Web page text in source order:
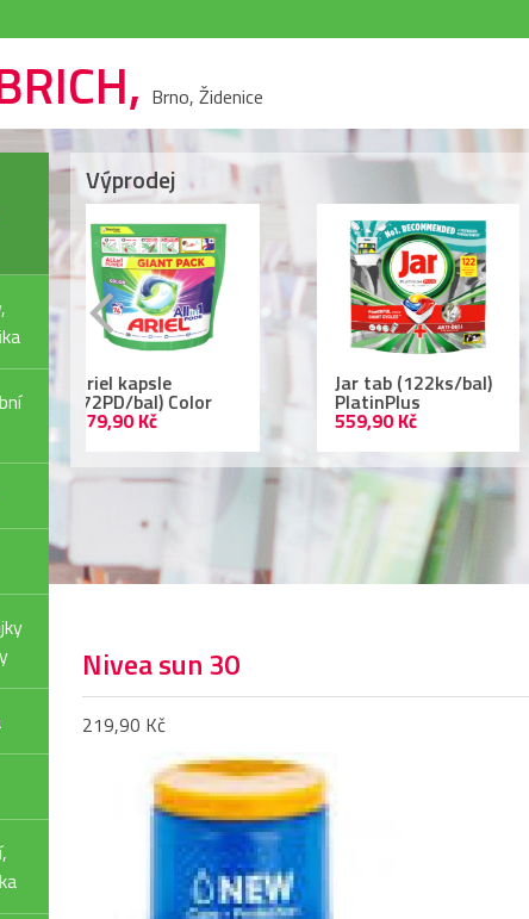
Brno, Židenice
Výprodej
Jar tab (122ks/bal)
PlatinPlus
559,90 Kč
Nivea deodorant
59,90 Kč
Nivea sun 30
219,90 Kč